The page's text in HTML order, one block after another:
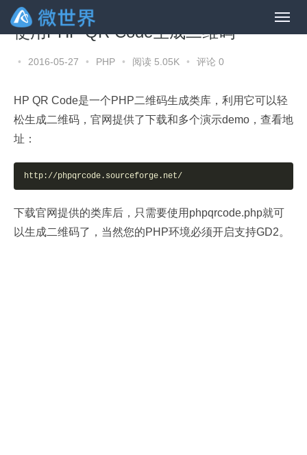
使用PHP QR Code生成二维码
• 2016-05-27 • PHP • 阅读 5.05K • 评论 0
HP QR Code是一个PHP二维码生成类库，利用它可以轻
松生成二维码，官网提供了下载和多个演示demo，查看地
址：
http://phpqrcode.sourceforge.net/
下载官网提供的类库后，只需要使用phpqrcode.php就可
以生成二维码了，当然您的PHP环境必须开启支持GD2。